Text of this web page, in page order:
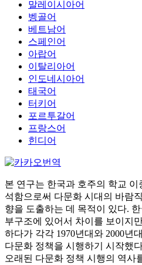
말레이시아어
벵골어
베트남어
스페인어
아랍어
이탈리아어
인도네시아어
태국어
터키어
포르투갈어
프랑스어
힌디어
본 연구는 한국과 호주의 학교 이
석함으로써 다문화 시대의 바람
향을 도출하는 데 목적이 있다.
부구조에 있어서 차이를 보이지
하다가 각각 1970년대와 2000년
다문화 정책을 시행하기 시작했
오래된 다문화 정책 시행의 역사